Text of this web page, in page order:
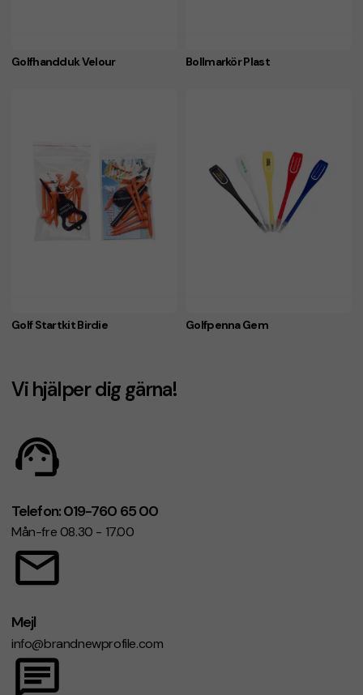
Golfhandduk Velour Bollmarkör Plast
Golf Startkit Birdie Golfpenna Gem
Vi hjälper dig gärna!
Telefon: 019-760 65 00
Mån-fre 08.30 - 17.00
Mejl
info@brandnewprofile.com